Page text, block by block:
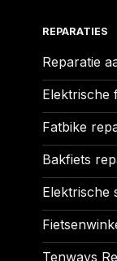
REPARATIES
Reparatie
Elektrische
Fatbike
Bakfiets
Elektrische
Tenways